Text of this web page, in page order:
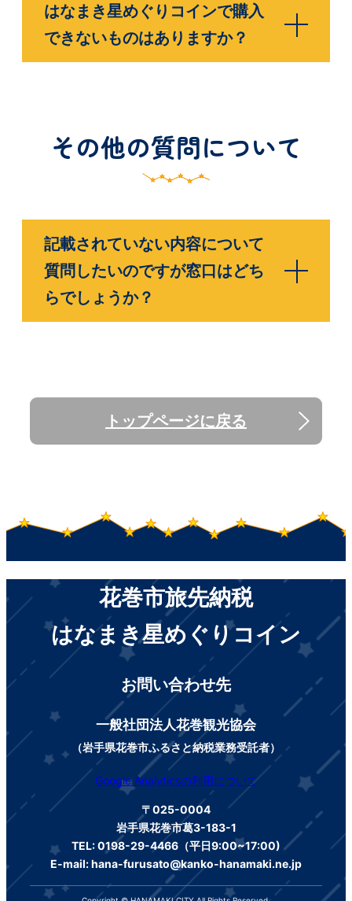
はなまき星めぐりコインで購入
できないものはありますか？
その他の質問について
記載されていない内容について
質問したいのですが窓口はどち
らでしょうか？
トップページに戻る
花巻市旅先納税
はなまき星めぐりコイン
お問い合わせ先
一般社団法人花巻観光協会
（岩手県花巻市ふるさと納税業務受託者）
Google Analyticsの利用について
〒025-0004
岩手県花巻市葛3-183-1
TEL: 0198-29-4466（平日9:00~17:00)
E-mail: hana-furusato@kanko-hanamaki.ne.jp